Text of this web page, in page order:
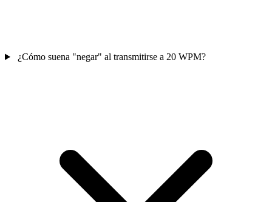
¿Cómo suena "negar" al transmitirse a 20 WPM?